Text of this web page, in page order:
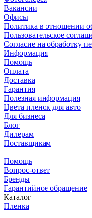
Вакансии
Офисы
Политика в отношении
Пользовательское
Согласие на обработку
Информация
Помощь
Оплата
Доставка
Гарантия
Полезная информация
Цвета пленок для авто
Для бизнеса
Блог
Дилерам
Поставщикам
Помощь
Вопрос-ответ
Бренды
Гарантийное обращение
Каталог
Пленка